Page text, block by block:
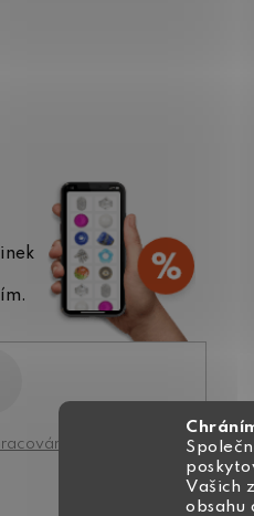
Vašich
obsahu
osobních údajů